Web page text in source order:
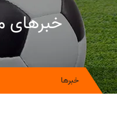
خبرها